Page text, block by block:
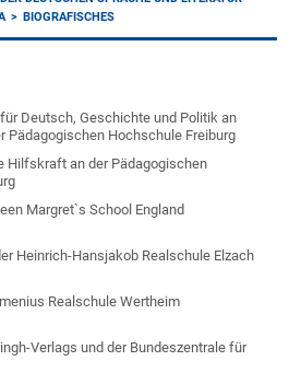
BIOGRAFISCHES
Deutsch, Geschichte und Politik an
Pädagogischen Hochschule Freiburg
Hilfskraft an der Pädagogischen
Margret`s School England
Heinrich-Hansjakob Realschule Elzach
Realschule Wertheim
Verlags und der Bundeszentrale für